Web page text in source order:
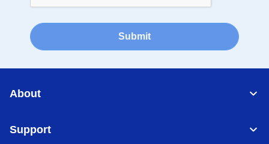
Submit
About
Support